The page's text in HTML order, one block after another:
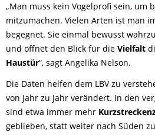
„Man muss kein Vogelprofi sein, um
mitzumachen. Vielen Arten ist man
begegnet. Sie einmal bewusst
und öffnet den Blick für die Vielfalt
Haustür“, sagt Angelika Nelson.
Die Daten helfen dem LBV zu
von Jahr zu Jahr verändert. In den
sind etwa immer mehr
geblieben, statt weiter nach Süden